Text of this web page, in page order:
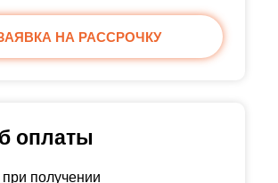
НА РАССРОЧКУ
оплаты
получении